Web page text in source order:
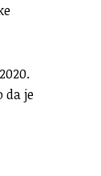
da je